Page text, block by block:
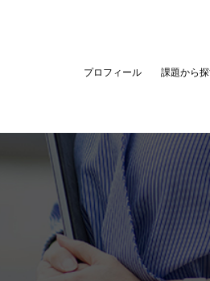
プロフィール 課題から